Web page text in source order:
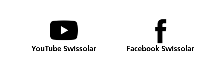
YouTube Swissolar Facebook Swissolar